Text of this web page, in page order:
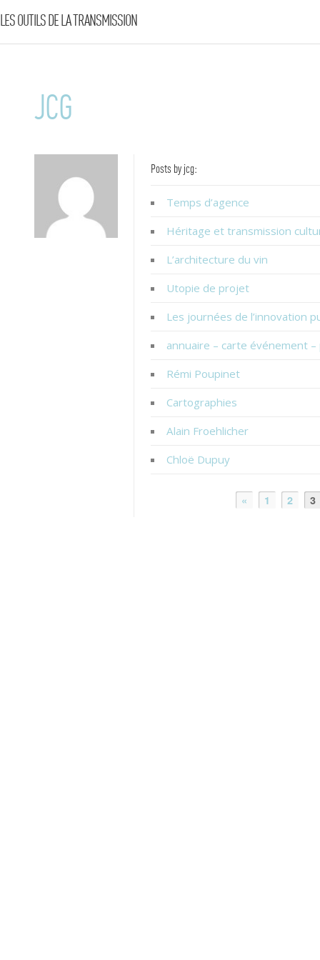
LES OUTILS DE LA TRANSMISSION
JCG
Posts by jcg:
Temps d’agence
Héritage et transmission
L’architecture du vin
Utopie de projet
Les journées de l’innovation
annuaire – carte événement –
Rémi Poupinet
Cartographies
Alain Froehlicher
Chloë Dupuy
« 1 2 3